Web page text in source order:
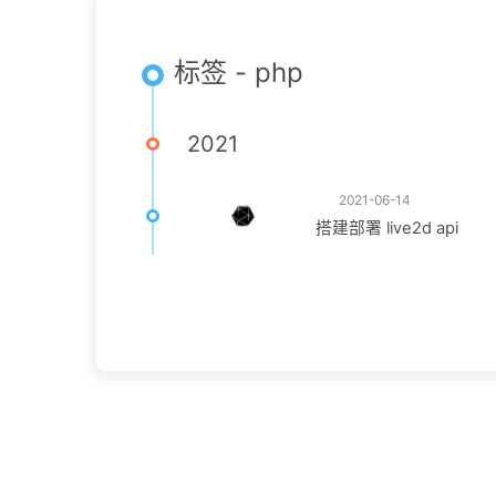
标签 - php
2021
2021-06-14
搭建部署 live2d api